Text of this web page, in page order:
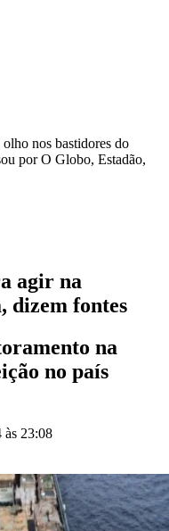
nos bastidores do
por O Globo, Estadão,
agir na
dizem fontes
na
no país
às 23:08